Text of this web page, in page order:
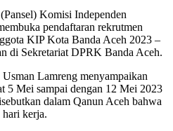
Komisi Independen
pendaftaran rekrutmen
KIP Kota Banda Aceh 2023 –
di Sekretariat DPRK Banda Aceh.
Lamreng menyampaikan
5 Mei sampai dengan 12 Mei 2023
dalam Qanun Aceh bahwa
kerja.